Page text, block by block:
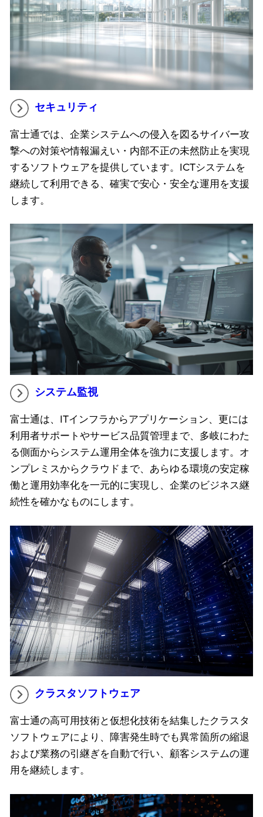
セキュリティ
富士通では、企業システムへの侵入を図るサイバー攻
撃への対策や情報漏えい・内部不正の未然防止を実現
するソフトウェアを提供しています。ICTシステムを
継続して利用できる、確実で安心・安全な運用を支援
します。
システム監視
富士通は、ITインフラからアプリケーション、更には
利用者サポートやサービス品質管理まで、多岐にわた
る側面からシステム運用全体を強力に支援します。オ
ンプレミスからクラウドまで、あらゆる環境の安定稼
働と運用効率化を一元的に実現し、企業のビジネス継
続性を確かなものにします。
クラスタソフトウェア
富士通の高可用技術と仮想化技術を結集したクラスタ
ソフトウェアにより、障害発生時でも異常箇所の縮退
および業務の引継ぎを自動で行い、顧客システムの運
用を継続します。